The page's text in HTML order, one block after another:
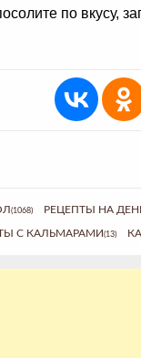
по
(1068) РЕЦЕПТЫ НА
С КАЛЬМАРАМИ(13)